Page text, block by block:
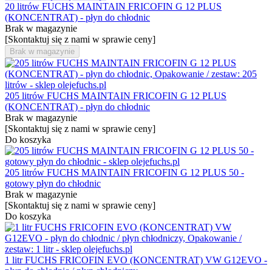
20 litrów FUCHS MAINTAIN FRICOFIN G 12 PLUS
(KONCENTRAT) - płyn do chłodnic
Brak w magazynie
[Skontaktuj się z nami w sprawie ceny]
Brak w magazynie
205 litrów FUCHS MAINTAIN FRICOFIN G 12 PLUS
(KONCENTRAT) - płyn do chłodnic
Brak w magazynie
[Skontaktuj się z nami w sprawie ceny]
Do koszyka
205 litrów FUCHS MAINTAIN FRICOFIN G 12 PLUS 50 -
gotowy płyn do chłodnic
Brak w magazynie
[Skontaktuj się z nami w sprawie ceny]
Do koszyka
1 litr FUCHS FRICOFIN EVO (KONCENTRAT) VW G12EVO -